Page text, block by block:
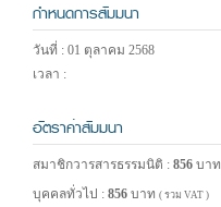
กำหนดการสัมมนา
วันที่ : 01 ตุลาคม 2568
เวลา :
อัตราค่าสัมมนา
สมาชิกวารสารธรรมนิติ : 856 บาท
บุคคลทั่วไป : 856 บาท ( รวม VAT )